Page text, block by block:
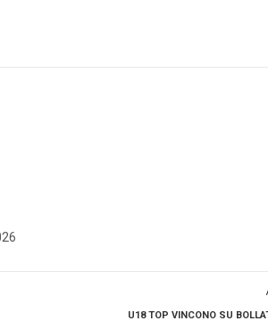
U18 TOP VINCONO SU